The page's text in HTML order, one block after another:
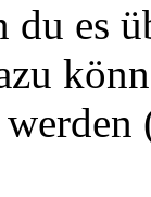
du es